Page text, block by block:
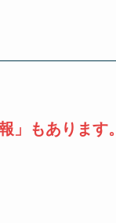
」もあります。